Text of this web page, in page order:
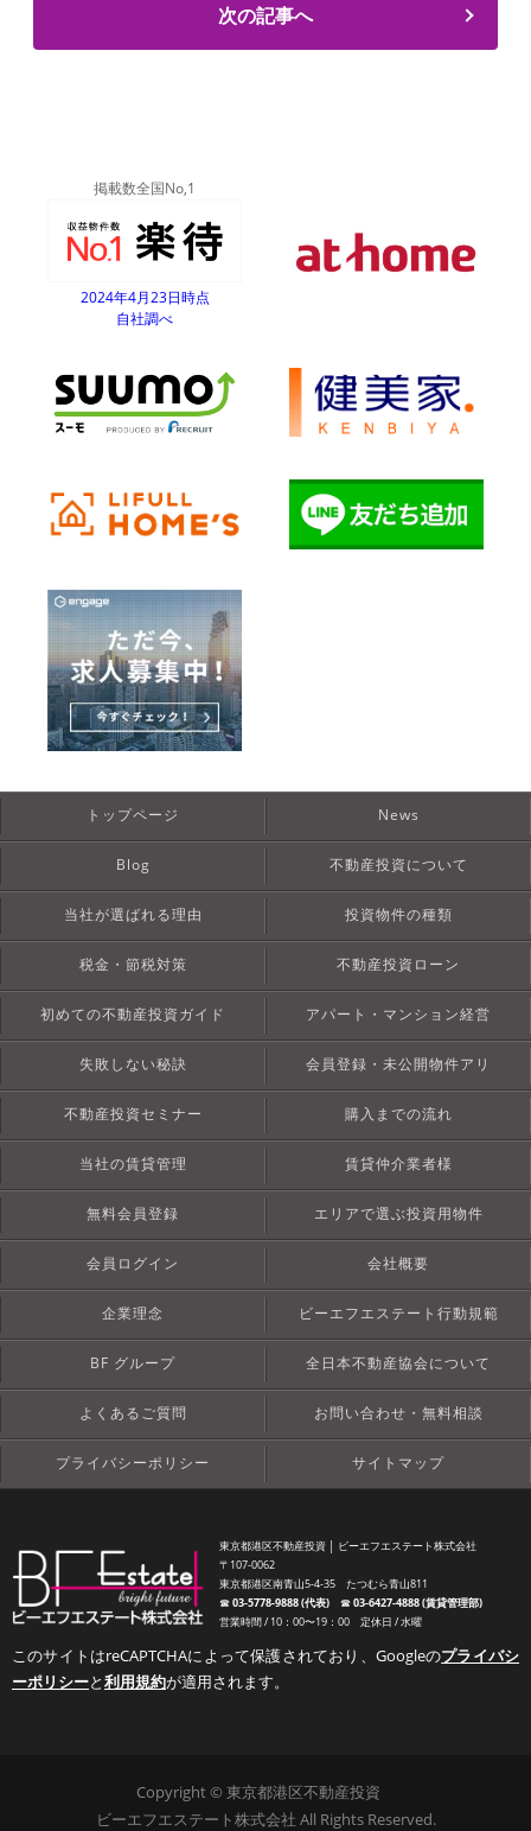
次の記事へ
掲載数全国No,1
2024年4月23日時点
自社調べ
トップページ News
Blog 不動産投資について
当社が選ばれる理由 投資物件の種類
税金・節税対策 不動産投資ローン
初めての不動産投資ガイド アパート・マンション経営
失敗しない秘訣 会員登録・未公開物件アリ
不動産投資セミナー 購入までの流れ
当社の賃貸管理 賃貸仲介業者様
無料会員登録 エリアで選ぶ投資用物件
会員ログイン 会社概要
企業理念 ビーエフエステート行動規範
BF グループ 全日本不動産協会について
よくあるご質問 お問い合わせ・無料相談
プライバシーポリシー サイトマップ
東京都港区不動産投資 │ ビーエフエステート株式会社
〒107-0062
東京都港区南青山5-4-35 たつむら青山811
☎︎03-5778-9888 (代表)☎︎03-6427-4888 (賃貸管理部)
営業時間 / 10：00〜19：00 定休日 / 水曜
このサイトはreCAPTCHAによって保護されており、Googleのプライバシ
ーポリシーと利用規約が適用されます。
Copyright © 東京都港区不動産投資
ビーエフエステート株式会社 All Rights Reserved.